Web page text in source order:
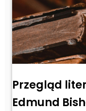
Przegląd
Edmund